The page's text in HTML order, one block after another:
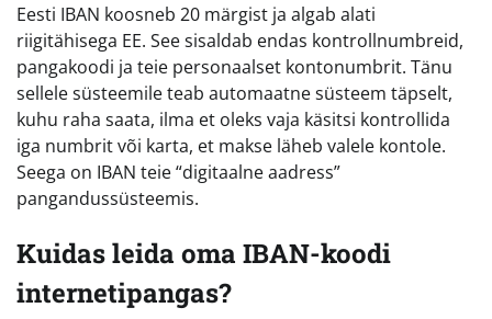
Eesti IBAN koosneb 20 märgist ja algab alati
riigitähisega EE. See sisaldab endas kontrollnumbreid,
pangakoodi ja teie personaalset kontonumbrit. Tänu
sellele süsteemile teab automaatne süsteem täpselt,
kuhu raha saata, ilma et oleks vaja käsitsi kontrollida
iga numbrit või karta, et makse läheb valele kontole.
Seega on IBAN teie “digitaalne aadress”
pangandussüsteemis.
Kuidas leida oma IBAN-koodi
internetipangas?